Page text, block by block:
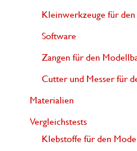
Kleinwerkzeuge für
Software
Zangen für den
Cutter und Messer für
Materialien
Vergleichstests
Klebstoffe für den